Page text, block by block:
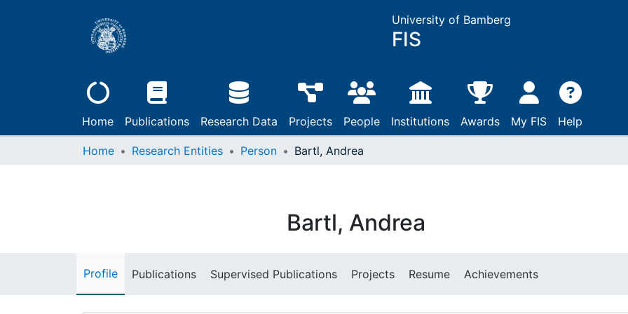
University of Bamberg
FIS
Home Publications Research Data Projects People Institutions Awards My FIS Help
Home Research Entities Person Bartl, Andrea
Bartl, Andrea
Profile Publications Supervised Publications Projects Resume Achievements